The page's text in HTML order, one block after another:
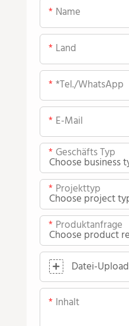
Name
Land
*Tel./WhatsApp
E-Mail
Geschäfts Typ
Projekttyp
Produktanfrage
Datei-Upload
Inhalt